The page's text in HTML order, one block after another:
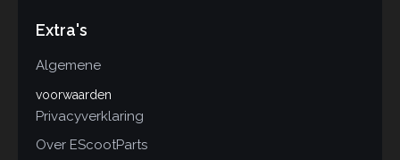
Extra's
Algemene
voorwaarden
Privacyverklaring
Over EScootParts